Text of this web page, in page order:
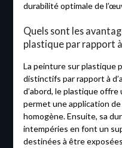
durabilité optimale de
Quels sont les
plastique par rapport
La peinture sur plastique
distinctifs par rapport à
d’abord, le plastique
permet une application
homogène. Ensuite, sa
intempéries en font un
destinées à être